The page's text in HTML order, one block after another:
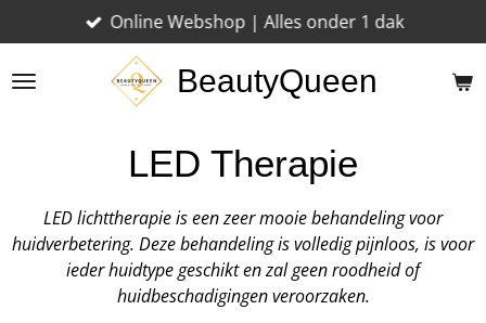
direct
naar
BeautyQueen
Online Webshop | Alles onder 1 dak
LED Therapie
LED lichttherapie is een zeer mooie behandeling voor
huidverbetering. Deze behandeling is volledig pijnloos, is voor
ieder huidtype geschikt en zal geen roodheid of
huidbeschadigingen veroorzaken.